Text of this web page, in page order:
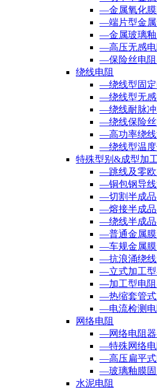
—金属氧化膜
—端片型金属
—金属玻璃釉
—高压无感电
—保险丝电阻
绕线电阻
—绕线型固定
—绕线型无感
—绕线耐脉冲
—绕线保险丝
—高功率绕线
—绕线型温度
特殊型别&成型加
—跳线及零欧
—铜包钢导线
—切割半成品
—熔接半成品
—绕线半成品
—普通金属膜
—车规金属膜
—抗浪涌绕线
—立式加工型-
—加工型电阻
—热缩套管式
—电流检测电
网络电阻
—网络电阻器
—特殊网络电
—高压扁平式
—玻璃釉膜固
水泥电阻